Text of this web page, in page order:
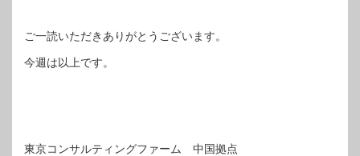
ご一読いただきありがとうございます。
今週は以上です。
東京コンサルティングファーム 中国拠点